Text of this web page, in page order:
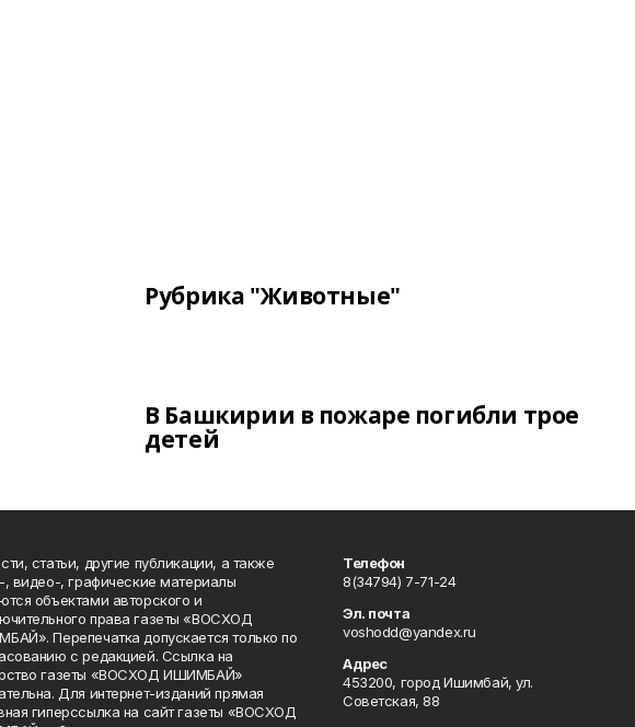
Рубрика "Животные"
В Башкирии в пожаре погибли трое
детей
статьи, другие публикации, а также
, видео-, графические материалы
объектами авторского и
права газеты «ВОСХОД
Перепечатка допускается только по
с редакцией. Ссылка на
газеты «ВОСХОД ИШИМБАЙ»
Для интернет-изданий прямая
гиперссылка на сайт газеты «ВОСХОД
Телефон
8(34794) 7-71-24
Эл. почта
voshodd@yandex.ru
Адрес
453200, город Ишимбай, ул.
Советская, 88